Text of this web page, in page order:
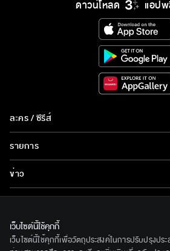
ดาวน์โหลด แอป
ละคร / ซีรีส์
ซีรีส์นานาชาติ
การ์ตูน & เกม
รายการ
ข่าว
ข่าวประชาสัมพันธ์
ทีวีออนไลน์
เกี่ยวกับเรา
BEC World
เว็บไซต์นี้ใช้คุกกี้
เว็บไซต์นี้ใช้คุกกี้เพื่อวัตถุประสงค์ในการปรับปรุงปร